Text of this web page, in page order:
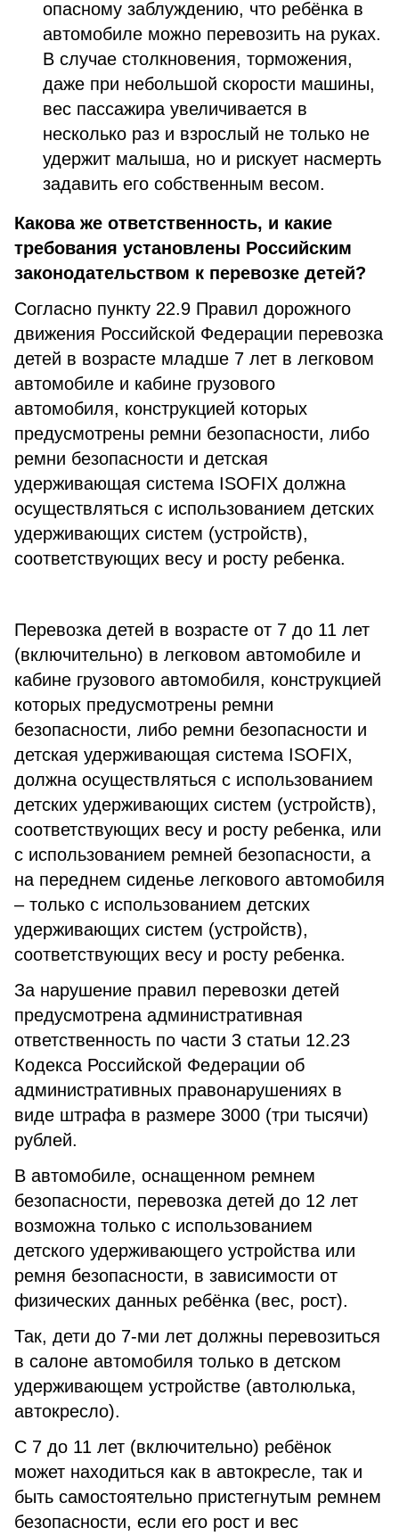
опасному заблуждению, что ребёнка в
автомобиле можно перевозить на руках.
В случае столкновения, торможения,
даже при небольшой скорости машины,
вес пассажира увеличивается в
несколько раз и взрослый не только не
удержит малыша, но и рискует насмерть
задавить его собственным весом.
Какова же ответственность, и какие
требования установлены Российским
законодательством к перевозке детей?
Согласно пункту 22.9 Правил дорожного
движения Российской Федерации перевозка
детей в возрасте младше 7 лет в легковом
автомобиле и кабине грузового
автомобиля, конструкцией которых
предусмотрены ремни безопасности, либо
ремни безопасности и детская
удерживающая система ISOFIX должна
осуществляться с использованием детских
удерживающих систем (устройств),
соответствующих весу и росту ребенка.
Перевозка детей в возрасте от 7 до 11 лет
(включительно) в легковом автомобиле и
кабине грузового автомобиля, конструкцией
которых предусмотрены ремни
безопасности, либо ремни безопасности и
детская удерживающая система ISOFIX,
должна осуществляться с использованием
детских удерживающих систем (устройств),
соответствующих весу и росту ребенка, или
с использованием ремней безопасности, а
на переднем сиденье легкового автомобиля
– только с использованием детских
удерживающих систем (устройств),
соответствующих весу и росту ребенка.
За нарушение правил перевозки детей
предусмотрена административная
ответственность по части 3 статьи 12.23
Кодекса Российской Федерации об
административных правонарушениях в
виде штрафа в размере 3000 (три тысячи)
рублей.
В автомобиле, оснащенном ремнем
безопасности, перевозка детей до 12 лет
возможна только с использованием
детского удерживающего устройства или
ремня безопасности, в зависимости от
физических данных ребёнка (вес, рост).
Так, дети до 7-ми лет должны перевозиться
в салоне автомобиля только в детском
удерживающем устройстве (автолюлька,
автокресло).
С 7 до 11 лет (включительно) ребёнок
может находиться как в автокресле, так и
быть самостоятельно пристегнутым ремнем
безопасности, если его рост и вес